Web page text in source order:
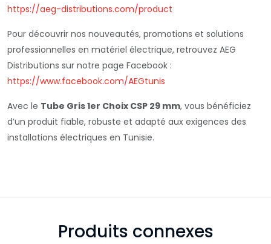
https://aeg-distributions.com/product
Pour découvrir nos nouveautés, promotions et solutions
professionnelles en matériel électrique, retrouvez AEG
Distributions sur notre page Facebook :
https://www.facebook.com/AEGtunis
Avec le Tube Gris 1er Choix CSP 29 mm, vous bénéficiez
d’un produit fiable, robuste et adapté aux exigences des
installations électriques en Tunisie.
Produits connexes